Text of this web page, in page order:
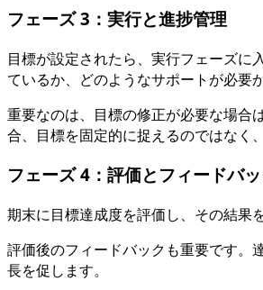
フェーズ 3：実行と進捗管理
目標が設定されたら、実行フェーズに
ているか、どのようなサポートが必要
重要なのは、目標の修正が必要な場合
合、目標を固定的に捉えるのではなく
フェーズ 4：評価とフィードバ
期末に目標達成度を評価し、その結果
評価後のフィードバックも重要です。
長を促します。